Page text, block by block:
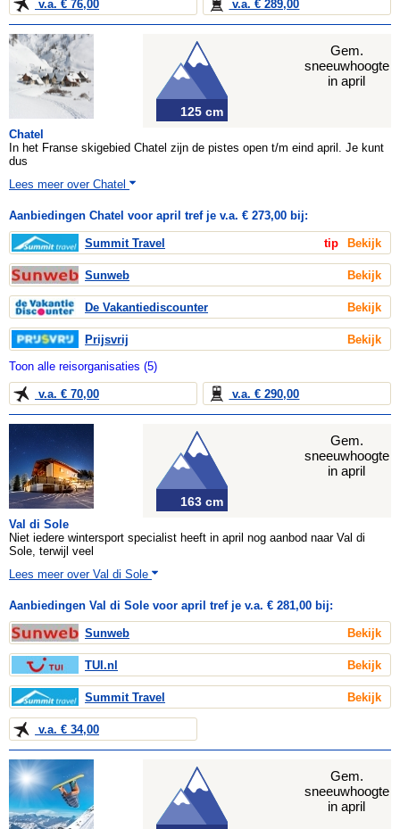
v.a. € 76,00 v.a. € 289,00
Chatel
In het Franse skigebied Chatel zijn de pistes open t/m eind april. Je kunt
dus
Lees meer over Chatel
125 cm
Gem.
sneeuwhoogte
in april
Aanbiedingen Chatel voor april tref je v.a. € 273,00 bij:
Summit Travel tip Bekijk
Sunweb Bekijk
De Vakantiediscounter Bekijk
Prijsvrij
Bekijk
Toon alle reisorganisaties (5)
v.a. € 70,00 v.a. € 290,00
Val di Sole
Niet iedere wintersport specialist heeft in april nog aanbod naar Val di
Sole, terwijl veel
Lees meer over Val di Sole
163 cm
Gem.
sneeuwhoogte
in april
Aanbiedingen Val di Sole voor april tref je v.a. € 281,00 bij:
Sunweb Bekijk
TUI.nl Bekijk
Summit Travel Bekijk
v.a. € 34,00
Gem.
sneeuwhoogte
in april